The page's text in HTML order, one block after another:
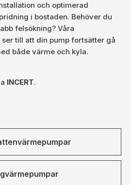
och optimerad
i bostaden. Behöver du
felsökning? Våra
till att din pump fortsätter gå
både värme och kyla.
INCERT.